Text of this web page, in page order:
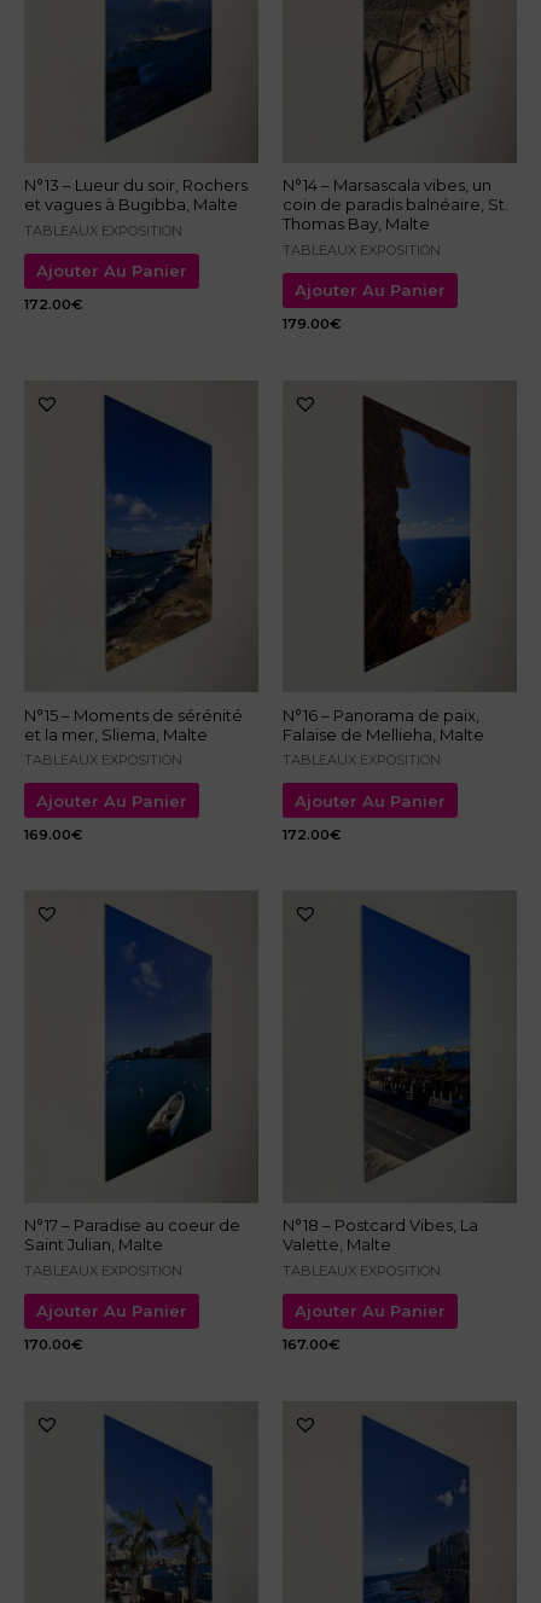
N°13 – Lueur du soir, Rochers
et vagues à Bugibba, Malte
TABLEAUX EXPOSITION
Ajouter Au Panier
172.00€
N°14 – Marsascala vibes, un
coin de paradis balnéaire, St.
Thomas Bay, Malte
TABLEAUX EXPOSITION
Ajouter Au Panier
179.00€
N°15 – Moments de sérénité
et la mer, Sliema, Malte
TABLEAUX EXPOSITION
Ajouter Au Panier
169.00€
N°16 – Panorama de paix,
Falaise de Mellieha, Malte
TABLEAUX EXPOSITION
Ajouter Au Panier
172.00€
N°17 – Paradise au coeur de
Saint Julian, Malte
TABLEAUX EXPOSITION
Ajouter Au Panier
170.00€
N°18 – Postcard Vibes, La
Valette, Malte
TABLEAUX EXPOSITION
Ajouter Au Panier
167.00€